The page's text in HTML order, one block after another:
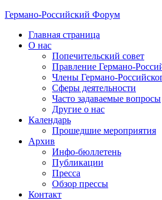
Германо-Российский Форум
Главная страница
О нас
Попечительский совет
Правление Германо-
Члены Германо-
Сферы деятельности
Часто задаваемые вопросы
Другие о нас
Календарь
Прошедшие мероприятия
Архив
Инфо-бюллетень
Публикации
Пресса
Обзор прессы
Контакт